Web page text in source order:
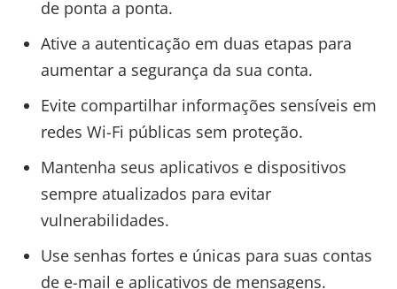
de ponta a ponta.
Ative a autenticação em duas etapas para
aumentar a segurança da sua conta.
Evite compartilhar informações sensíveis em
redes Wi-Fi públicas sem proteção.
Mantenha seus aplicativos e dispositivos
sempre atualizados para evitar
vulnerabilidades.
Use senhas fortes e únicas para suas contas
de e-mail e aplicativos de mensagens.